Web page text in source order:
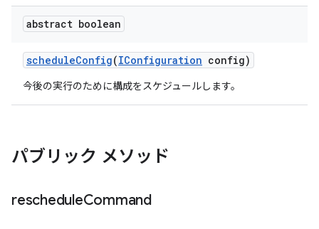
abstract boolean
scheduleConfig(IConfiguration config)
今後の実行のために構成をスケジュールします。
パブリック メソッド
rescheduleCommand